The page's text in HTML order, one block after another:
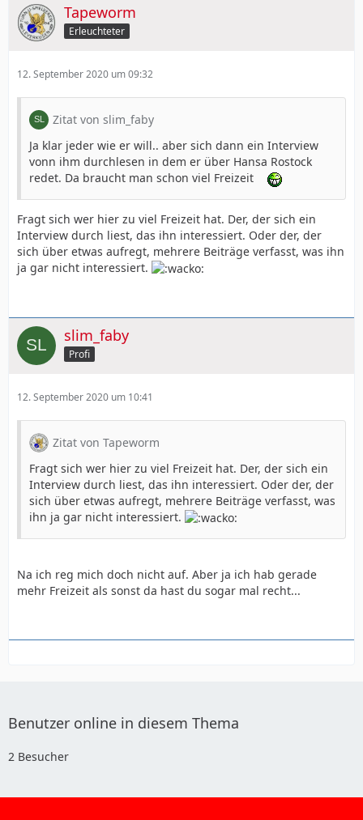
Tapeworm
Erleuchteter
12. September 2020 um 09:32
Zitat von slim_faby
Ja klar jeder wie er will.. aber sich dann ein Interview
vonn ihm durchlesen in dem er über Hansa Rostock
redet. Da braucht man schon viel Freizeit
Fragt sich wer hier zu viel Freizeit hat. Der, der sich ein
Interview durch liest, das ihn interessiert. Oder der, der
sich über etwas aufregt, mehrere Beiträge verfasst, was ihn
ja gar nicht interessiert.
slim_faby
Profi
12. September 2020 um 10:41
Zitat von Tapeworm
Fragt sich wer hier zu viel Freizeit hat. Der, der sich ein
Interview durch liest, das ihn interessiert. Oder der, der
sich über etwas aufregt, mehrere Beiträge verfasst, was
ihn ja gar nicht interessiert.
Na ich reg mich doch nicht auf. Aber ja ich hab gerade
mehr Freizeit als sonst da hast du sogar mal recht...
Benutzer online in diesem Thema
2 Besucher